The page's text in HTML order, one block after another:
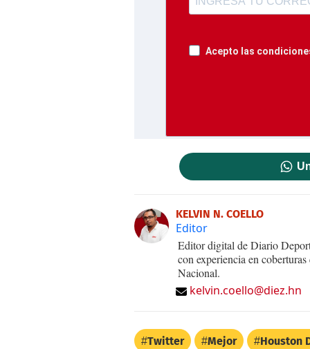
Acepto las
KELVIN N. COELLO
Editor
Editor digital de Diario
con experiencia en
Nacional.
kelvin.coello@diez.hn
Twitter Mejor Houston